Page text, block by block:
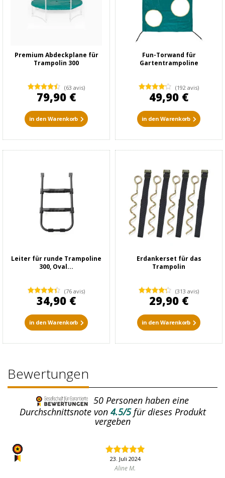
Premium Abdeckplane für
Trampolin 300
(63 avis)
79,90 €
in den Warenkorb
Fun-Torwand für
Gartentrampoline
(192 avis)
49,90 €
in den Warenkorb
Leiter für runde Trampoline
300, Oval...
(76 avis)
34,90 €
in den Warenkorb
Erdankerset für das
Trampolin
(313 avis)
29,90 €
in den Warenkorb
Bewertungen
50 Personen haben eine
Durchschnittsnote von4.5/5für dieses Produkt
vergeben
23. Juli 2024
Aline M.